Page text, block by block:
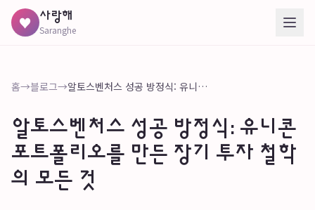
♥ 사랑해
Saranghe
홈→블로그→ 알토스벤처스 성공 방정식: 유니콘 포트폴리오를 만든 장기 투자 철학의 모든 것
알토스벤처스 성공 방정식: 유니콘
포트폴리오를 만든 장기 투자 철학
의 모든 것